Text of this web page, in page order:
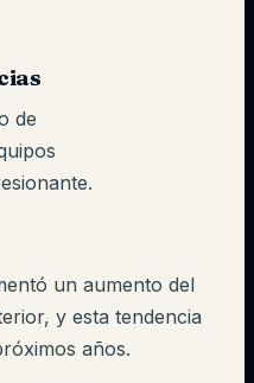
de
un aumento del
y esta tendencia
años.